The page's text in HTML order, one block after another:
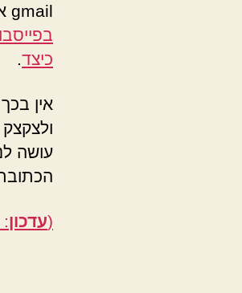
gmail או MSN. ישנם מספר דרכים לשפר את רמת הפרטיות
כיצד.
אין
עושה
(עדכון: